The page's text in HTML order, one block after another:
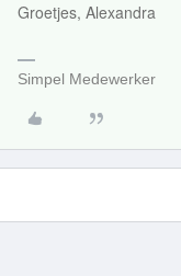
Groetjes, Alexandra
Simpel Medewerker